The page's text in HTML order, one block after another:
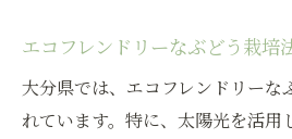
エコフレンドリーなぶどう栽培
大分県では、エコフレンドリーな
れています。特に、太陽光を活用